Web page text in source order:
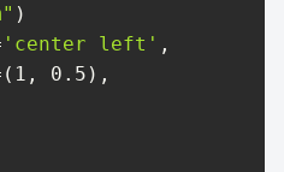
)
'center left' ,
1 , 0.5 ),